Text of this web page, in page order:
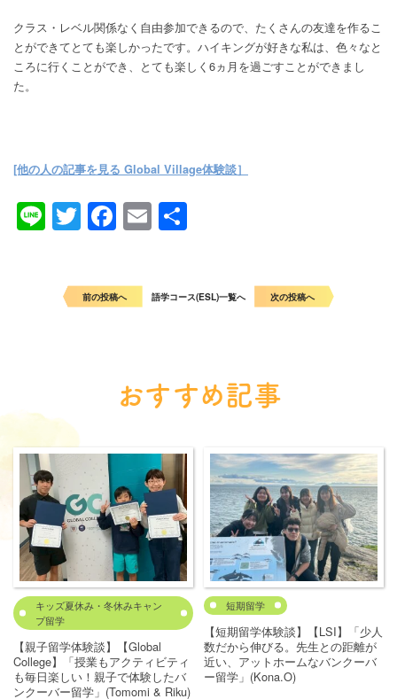
クラス・レベル関係なく自由参加できるので、たくさんの友達を作るこ
とができてとても楽しかったです。ハイキングが好きな私は、色々なと
ころに行くことができ、とても楽しく6ヵ月を過ごすことができまし
た。
[他の人の記事を見る Global Village体験談］
LineTwitter
Facebook
Email
前の投稿へ 語学コース(ESL)一覧へ 次の投稿へ
おすすめ記事
キッズ夏休み・冬休みキャン
プ留学
【親子留学体験談】【Global
College】「授業もアクティビティ
も毎日楽しい！親子で体験したバ
ンクーバー留学」(Tomomi & Riku)
短期留学
【短期留学体験談】【LSI】「少人
数だから伸びる。先生との距離が
近い、アットホームなバンクーバ
ー留学」(Kona.O)